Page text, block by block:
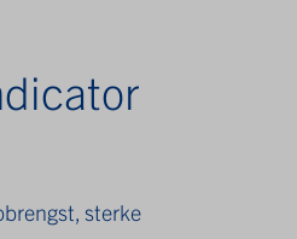
sterke